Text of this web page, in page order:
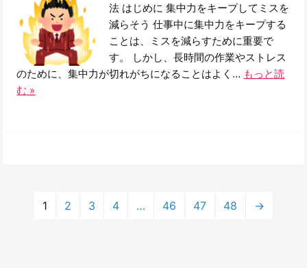
法 はじめに 集中力をキープしてミスを
減らそう 仕事中に集中力をキープする
ことは、ミスを減らすために重要で
す。 しかし、長時間の作業やストレス
のために、集中力が切れがちになることはよく… もっと読
む »
1 2 3 4 … 46 47 48 →